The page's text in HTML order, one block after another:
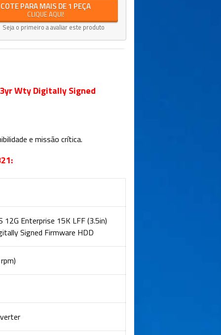
COTE PARA MAIS DE 1 PEÇA
CLIQUE AQUI!
Seja o primeiro a avaliar este produto
3yr Wty Digitally Signed
e missão crítica.
12G Enterprise 15K LFF (3.5in)
Signed Firmware HDD